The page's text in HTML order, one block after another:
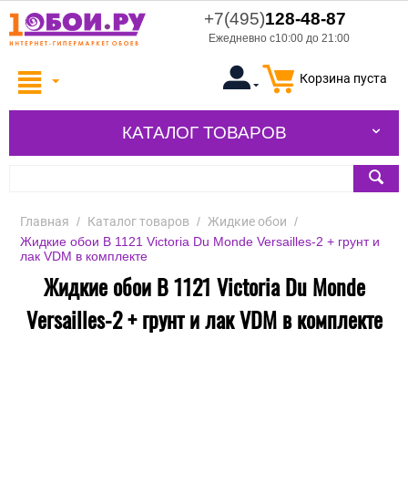
+7(495)128-48-87
Ежедневно с10:00 до 21:00
Корзина пуста
КАТАЛОГ ТОВАРОВ
Главная / Каталог товаров / Жидкие обои /
Жидкие обои В 1121 Victoria Du Monde Versailles-2 + грунт и
лак VDM в комплекте
Жидкие обои В 1121 Victoria Du Monde
Versailles-2 + грунт и лак VDM в комплекте